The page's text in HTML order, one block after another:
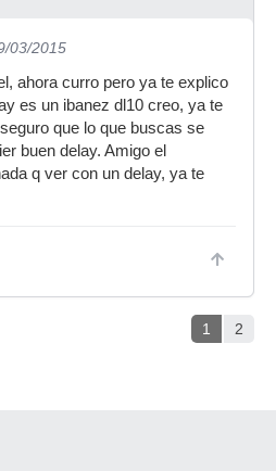
03/2015
ahora curro pero ya te explico
es un ibanez dl10 creo, ya te
que lo que buscas se
buen delay. Amigo el
q ver con un delay, ya te
1 2